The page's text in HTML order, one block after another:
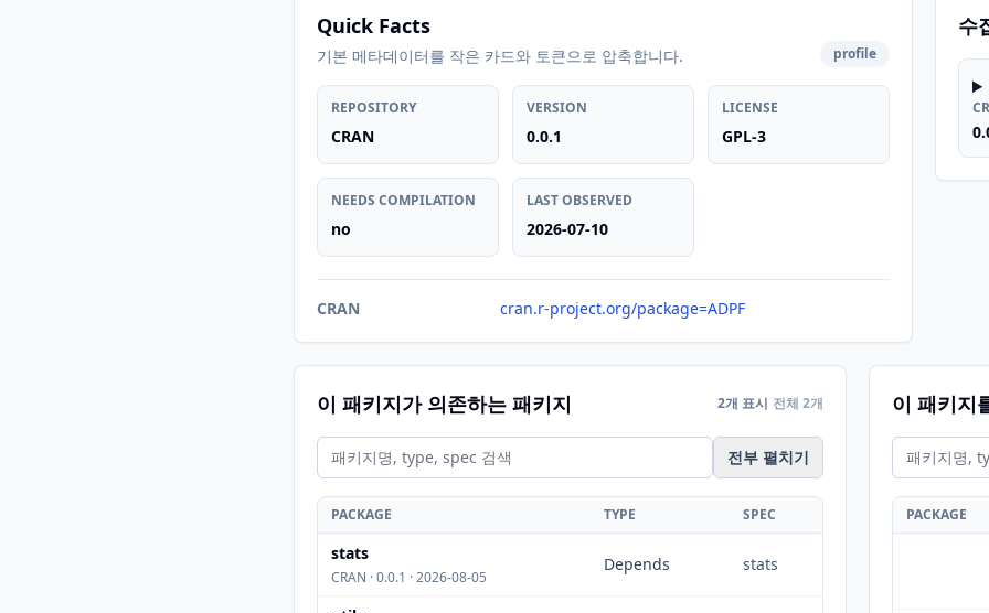
Quick Facts
기본 메타데이터를 작은 카드와 토큰으로 압축합니다. profile
REPOSITORY
CRAN
VERSION
0.0.1
LICENSE
GPL-3
NEEDS COMPILATION
no
LAST OBSERVED
2026-07-10
CRAN cran.r-project.org/package=ADPF
수
이 패키지가 의존하는 패키지 2개 표시 전체 2개
전부 펼치기
PACKAGE TYPE SPEC
stats
CRAN · 0.0.1 · 2026-08-05
Depends stats
이 패키지
PACKAGE